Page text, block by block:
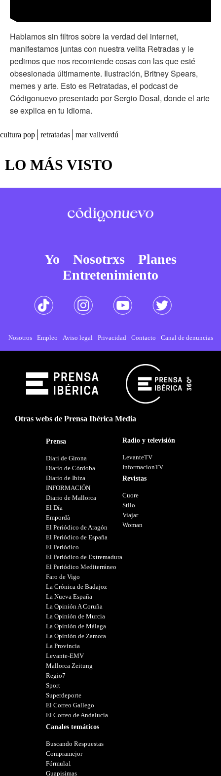
Hablamos sin filtros sobre la verdad del internet,
manifestamos juntas con nuestra velita Retradas y le
pedimos que nos recomiende cosas con las que esté
obsesionada últimamente. Ilustración, Britney Spears,
memes y arte. Esto es Retratadas, el podcast de
Códigonuevo presentado por Sergio Dosal, donde el arte
se explica en tu idioma.
cultura pop retratadas mar vallverdú
LO MÁS VISTO
Yo Nosotrxs
Planes
Entretenimiento
Nosotros Empleo Aviso legal Privacidad Contacto Canal de denuncias
Otras webs de Prensa Ibérica Media
Prensa
Diari de Girona
Diario de Córdoba
Diario de Ibiza
INFORMACIÓN
Diario de Mallorca
El Día
Empordà
El Periódico de Aragón
El Periódico de España
El Periódico
El Periódico de Extremadura
El Periódico Mediterráneo
Faro de Vigo
La Crónica de Badajoz
La Nueva España
La Opinión A Coruña
La Opinión de Murcia
La Opinión de Málaga
La Opinión de Zamora
La Provincia
Levante-EMV
Mallorca Zeitung
Regio7
Sport
Superdeporte
El Correo Gallego
El Correo de Andalucia
Canales temáticos
Buscando Respuestas
Compramejor
Fórmula1
Guapisimas
Radio y televisión
LevanteTV
InformacionTV
Revistas
Cuore
Stilo
Viajar
Woman